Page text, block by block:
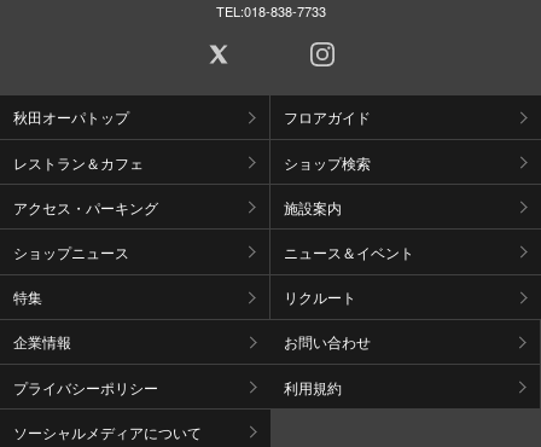
TEL:018-838-7733
秋田オーパトップ フロアガイド
レストラン＆カフェ ショップ検索
アクセス・パーキング 施設案内
ショップニュース ニュース＆イベント
特集 リクルート
企業情報 お問い合わせ
プライバシーポリシー 利用規約
ソーシャルメディアについて